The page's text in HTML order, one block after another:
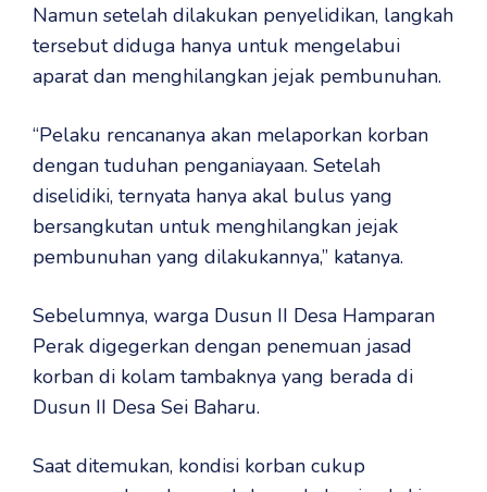
Namun setelah dilakukan penyelidikan, langkah
tersebut diduga hanya untuk mengelabui
aparat dan menghilangkan jejak pembunuhan.
“Pelaku rencananya akan melaporkan korban
dengan tuduhan penganiayaan. Setelah
diselidiki, ternyata hanya akal bulus yang
bersangkutan untuk menghilangkan jejak
pembunuhan yang dilakukannya,” katanya.
Sebelumnya, warga Dusun II Desa Hamparan
Perak digegerkan dengan penemuan jasad
korban di kolam tambaknya yang berada di
Dusun II Desa Sei Baharu.
Saat ditemukan, kondisi korban cukup